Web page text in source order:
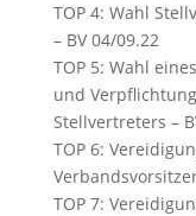
TOP 4: Wahl
– BV 04/09.22
TOP 5: Wahl
und
Stellvertreters –
TOP 6:
TOP 7: